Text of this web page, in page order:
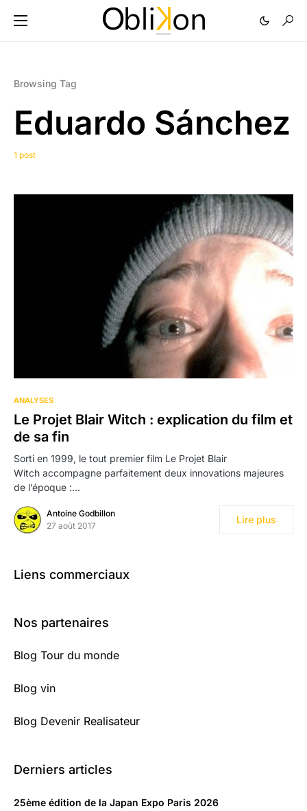
Browsing Tag
Eduardo Sánchez
1 post
ANALYSES
Le Projet Blair Witch : explication du film et
de sa fin
Sorti en 1999, le tout premier film Le Projet Blair
Witch accompagne parfaitement deux innovations majeures
de l’époque :…
Antoine Godbillon
27 août 2017
Lire plus
Liens commerciaux
Nos partenaires
Blog Tour du monde
Blog vin
Blog Devenir Realisateur
Derniers articles
25ème édition de la Japan Expo Paris 2026